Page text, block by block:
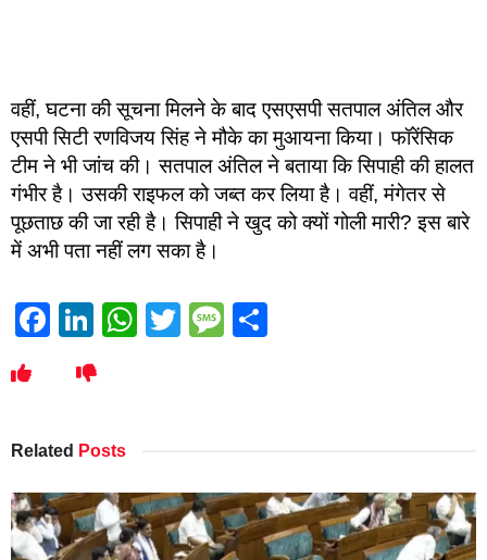
वहीं, घटना की सूचना मिलने के बाद एसएसपी सतपाल अंतिल और
एसपी सिटी रणविजय सिंह ने मौके का मुआयना किया। फॉरेंसिक
टीम ने भी जांच की। सतपाल अंतिल ने बताया कि सिपाही की हालत
गंभीर है। उसकी राइफल को जब्त कर लिया है। वहीं, मंगेतर से
पूछताछ की जा रही है। सिपाही ने खुद को क्यों गोली मारी? इस बारे
में अभी पता नहीं लग सका है।
Facebook
LinkedIn
WhatsApp
TwitterMessage
Related Posts